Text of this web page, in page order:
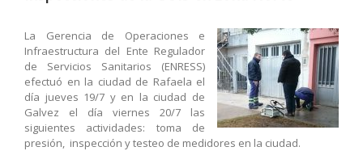
La Gerencia de Operaciones e
Infraestructura del Ente Regulador
de Servicios Sanitarios (ENRESS)
efectuó en la ciudad de Rafaela el
día jueves 19/7 y en la ciudad de
Galvez el día viernes 20/7 las
siguientes actividades: toma de
presión, inspección y testeo de medidores en la ciudad.